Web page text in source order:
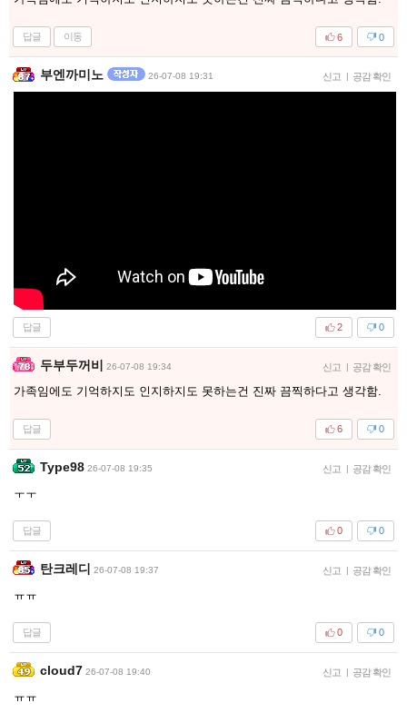
답글 이동 0
6
부엔까미노 26-07-08 19:31 신고 | 공감 확인
답글 0
2
두부두꺼비 26-07-08 19:34 신고 | 공감 확인
가족임에도 기억하지도 인지하지도 못하는건 진짜 끔찍하다고 생각함.
답글 0
6
Type98 26-07-08 19:35 신고 | 공감 확인
ㅜㅜ
답글 0
0
탄크레디 26-07-08 19:37 신고 | 공감 확인
ㅠㅠ
답글 0
0
cloud7 26-07-08 19:40 신고 | 공감 확인
ㅠㅠ